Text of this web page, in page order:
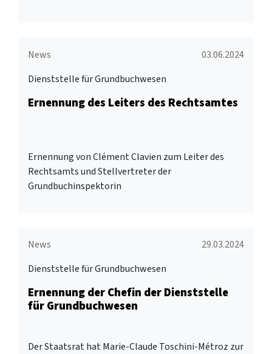
News
03.06.2024
Dienststelle für Grundbuchwesen
Ernennung des Leiters des Rechtsamtes
Ernennung von Clément Clavien zum Leiter des
Rechtsamts und Stellvertreter der
Grundbuchinspektorin
News
29.03.2024
Dienststelle für Grundbuchwesen
Ernennung der Chefin der Dienststelle
für Grundbuchwesen
Der Staatsrat hat Marie-Claude Toschini-Métroz zur